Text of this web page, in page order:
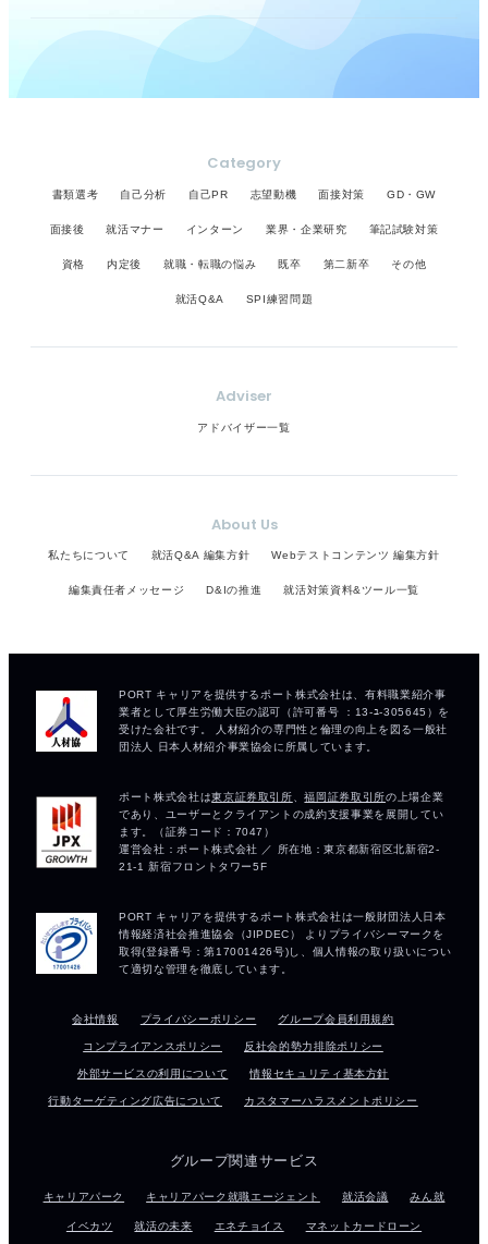
Category
書類選考 自己分析 自己PR 志望動機 面接対策 GD・GW
面接後 就活マナー インターン 業界・企業研究 筆記試験対策
資格 内定後 就職・転職の悩み 既卒 第二新卒 その他
就活Q&A SPI練習問題
Adviser
アドバイザー一覧
About Us
私たちについて 就活Q&A 編集方針 Webテストコンテンツ 編集方針
編集責任者メッセージ D&Iの推進 就活対策資料&ツール一覧
会社情報 プライバシーポリシー グループ会員利用規約
コンプライアンスポリシー 反社会的勢力排除ポリシー
外部サービスの利用について 情報セキュリティ基本方針
行動ターゲティング広告について カスタマーハラスメントポリシー